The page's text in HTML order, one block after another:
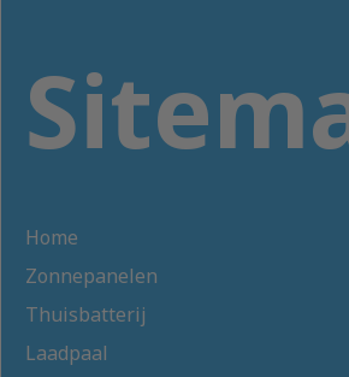
Home
Zonnepanelen
Thuisbatterij
Laadpaal